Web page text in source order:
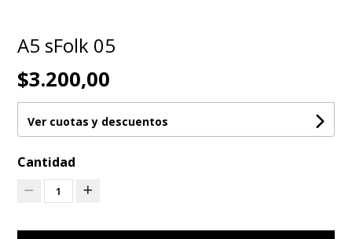
A5 sFolk 05
$3.200,00
Ver cuotas y descuentos
Cantidad
1